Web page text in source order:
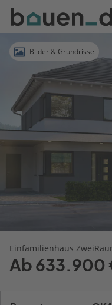
Bauen
Logo
AnmeldenBilder & Grundrisse
Einfamilienhaus
Ab 633.900